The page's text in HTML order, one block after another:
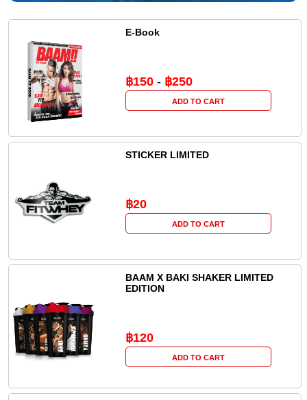
E-Book
฿150- ฿250
ADD TO CART
STICKER LIMITED
฿20
ADD TO CART
BAAM X BAKI SHAKER LIMITED
EDITION
฿120
ADD TO CART